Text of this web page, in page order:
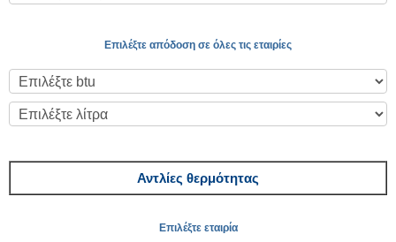
Επιλέξτε απόδοση σε όλες τις εταιρίες
Αντλίες θερμότητας
Επιλέξτε εταιρία